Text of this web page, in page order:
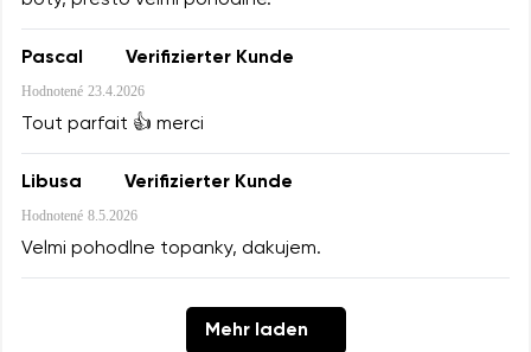
Pascal Verifizierter Kunde
Hodnotené 23.4.2026
Tout parfait 👍 merci
Libusa Verifizierter Kunde
Hodnotené 8.5.2026
Velmi pohodlne topanky, dakujem.
Mehr laden